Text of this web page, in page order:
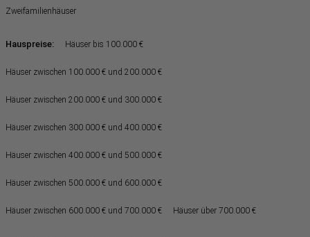
Zweifamilienhäuser
Hauspreise: Häuser bis 100.000 €
Häuser zwischen 100.000 € und 200.000 €
Häuser zwischen 200.000 € und 300.000 €
Häuser zwischen 300.000 € und 400.000 €
Häuser zwischen 400.000 € und 500.000 €
Häuser zwischen 500.000 € und 600.000 €
Häuser zwischen 600.000 € und 700.000 € Häuser über 700.000 €